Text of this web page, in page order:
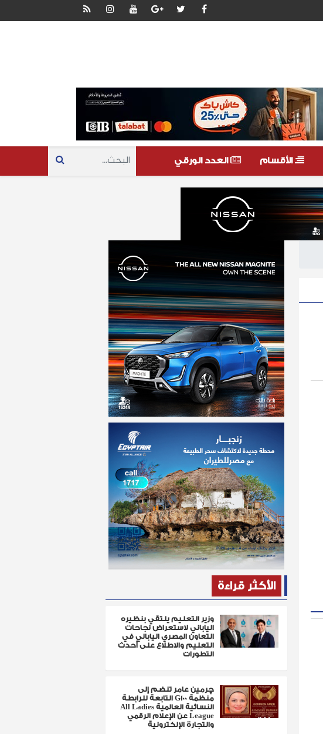
الأقسام العدد الورقي
الأكثر قراءة
وزير التعليم يلتقي بنظيره
الياباني لاستعراض نجاحات
التعاون المصري الياباني في
التعليم والاطلاع على أحدث
التطورات
چرمين عامر تنضم إلى
منظمة G100 التابعة للرابطة
النسائية العالمية All Ladies
League عن الإعلام الرقمي
والتجارة الإلكترونية